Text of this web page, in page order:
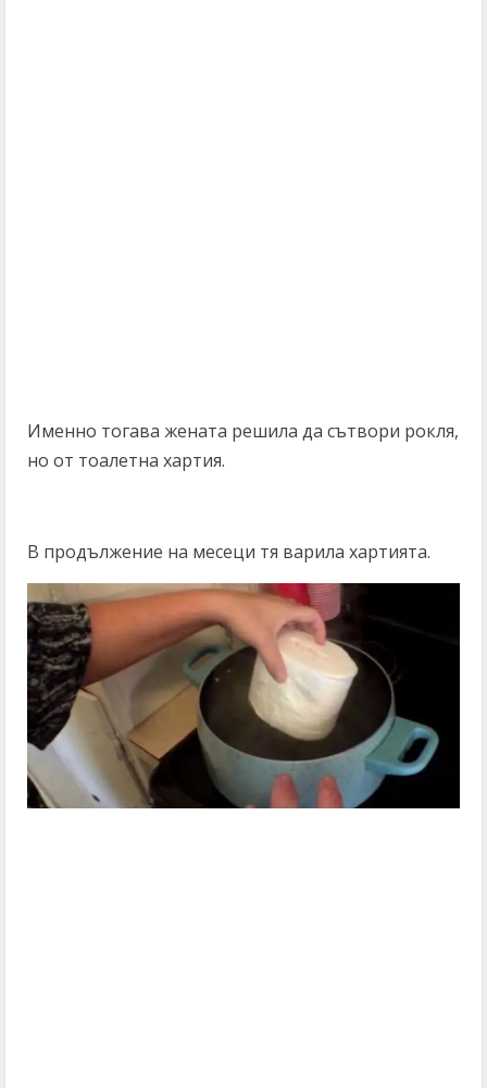
Именно тогава жената решила да сътвори рокля,
но от тоалетна хартия.
В продължение на месеци тя варила хартията.